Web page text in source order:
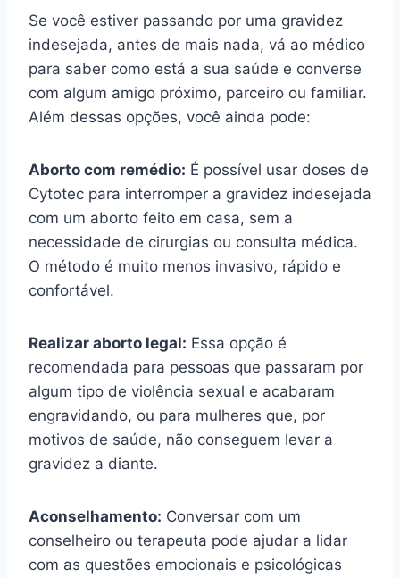
Se você estiver passando por uma gravidez
indesejada, antes de mais nada, vá ao médico
para saber como está a sua saúde e converse
com algum amigo próximo, parceiro ou familiar.
Além dessas opções, você ainda pode:
Aborto com remédio: É possível usar doses de
Cytotec para interromper a gravidez indesejada
com um aborto feito em casa, sem a
necessidade de cirurgias ou consulta médica.
O método é muito menos invasivo, rápido e
confortável.
Realizar aborto legal: Essa opção é
recomendada para pessoas que passaram por
algum tipo de violência sexual e acabaram
engravidando, ou para mulheres que, por
motivos de saúde, não conseguem levar a
gravidez a diante.
Aconselhamento: Conversar com um
conselheiro ou terapeuta pode ajudar a lidar
com as questões emocionais e psicológicas